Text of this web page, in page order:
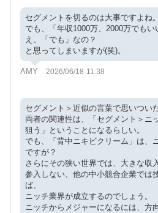
セグメントを切るのは大事ですよね。
でも、「年収1000万、2000万でもい
え、「でも」なの？
と思ってしまいますが(笑)。
AMY 2026/06/18 11:38
セグメント＞近似の言葉で思いつい
両者の関連性は、「セグメント＞ニ
狙う」ということになるらしい。
でも、「背中ニキビクリーム」は、
ですが？
さらにその狭い世界では、大きな収
参入しない、他の中小競合企業では
ば、
ニッチ業界が成立するのでしょう。
ニッチからメジャーになるには、方